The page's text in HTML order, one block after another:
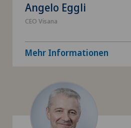
Angelo Eggli
CEO Visana
Mehr Informationen